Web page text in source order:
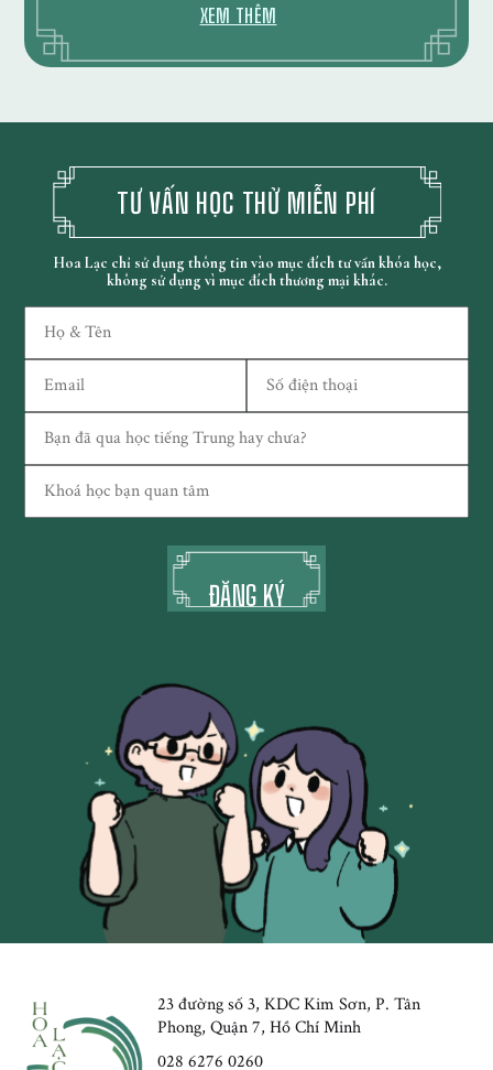
XEM THÊM
TƯ VẤN HỌC THỬ MIỄN PHÍ
Hoa Lạc chỉ sử dụng thông tin vào mục đích tư vấn khóa học,
không sử dụng vì mục đích thương mại khác.
23 đường số 3, KDC Kim Sơn, P. Tân
Phong, Quận 7, Hồ Chí Minh
028 6276 0260